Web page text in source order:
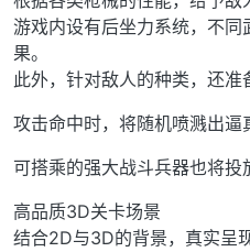
游戏内设有后坐力系统，不
果。
此外，针对敌人的种类，还准
攻击命中时，将随机喷溅出逼
可搭乘的强大战斗兵器也将投
高品质3D关卡场景
结合2D与3D的背景，真实呈